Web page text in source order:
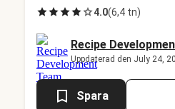
4.0(6,4 tn)
Recipe
Uppdaterad den July 24,
Spara